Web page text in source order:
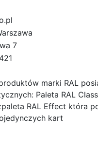
7
marki RAL
Paleta RAL
RAL Effect która
kart